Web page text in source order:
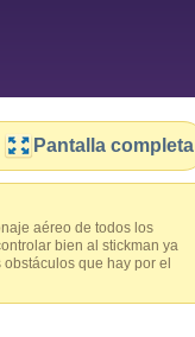
Pantalla completa
aéreo de todos los
bien al stickman ya
que hay por el